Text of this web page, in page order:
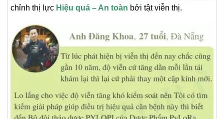
chỉnh thị lực Hiệu quả – An toàn bởi tật viễn thị.